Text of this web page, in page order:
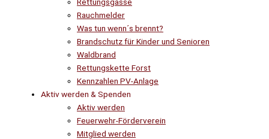
Rauchmelder
Was tun wenn´s brennt?
Brandschutz für Kinder und Senioren
Waldbrand
Rettungskette Forst
Kennzahlen PV-Anlage
Aktiv werden & Spenden
Aktiv werden
Feuerwehr-Förderverein
Mitglied werden